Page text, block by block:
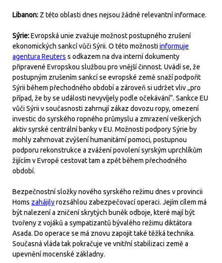
Libanon: Z této oblasti dnes nejsou žádné relevantní informace.
Sýrie:Evropská unie zvažuje možnost postupného zrušení
ekonomických sankcí vůči Sýrii. O této možnostiinformuje
agentura Reuters s odkazem na dva interní dokumenty
připravené Evropskou službou pro vnější činnost. Uvádí se, že
postupným zrušením sankcí se evropské země snaží podpořit
Sýrii během přechodného období a zároveň si udržet vliv „pro
případ, že by se události nevyvíjely podle očekávání“. Sankce EU
vůči Sýrii v současnosti zahrnují zákaz dovozu ropy, omezení
investic do syrského ropného průmyslu a zmrazení veškerých
aktiv syrské centrální banky v EU. Možnosti podpory Sýrie by
mohly zahrnovat zvýšení humanitární pomoci, postupnou
podporu rekonstrukce a zvážení povolení syrským uprchlíkům
žijícím v Evropě cestovat tam a zpět během přechodného
období.
Bezpečnostní složky nového syrského režimu dnes v provincii
Homs zahájilyrozsáhlou zabezpečovací operaci. Jejím cílem má
být nalezení a zničení skrytých buněk odboje, které mají být
tvořeny z vojáků a sympatizantů bývalého režimu diktátora
Asada. Do operace se má znovu zapojit také těžká technika.
Současná vláda tak pokračuje ve vnitřní stabilizaci země a
upevnění mocenské základny.